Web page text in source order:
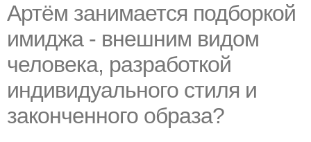
Артём занимается подборкой
имиджа - внешним видом
человека, разработкой
индивидуального стиля и
законченного образа?